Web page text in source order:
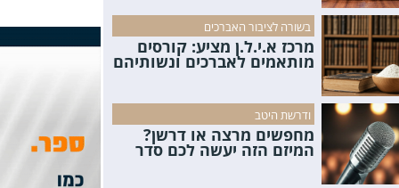
בשורה לציבור האברכים
מרכז א.י.ל.ן מציע: קורסים
מותאמים לאברכים ונשותיהם
ודרשת היטב
מחפשים מרצה או דרשן?
המיזם הזה יעשה לכם סדר